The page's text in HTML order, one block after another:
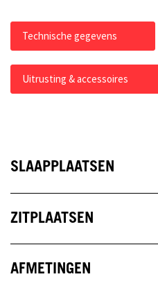
Technische gegevens
Uitrusting & accessoires
SLAAPPLAATSEN
ZITPLAATSEN
AFMETINGEN